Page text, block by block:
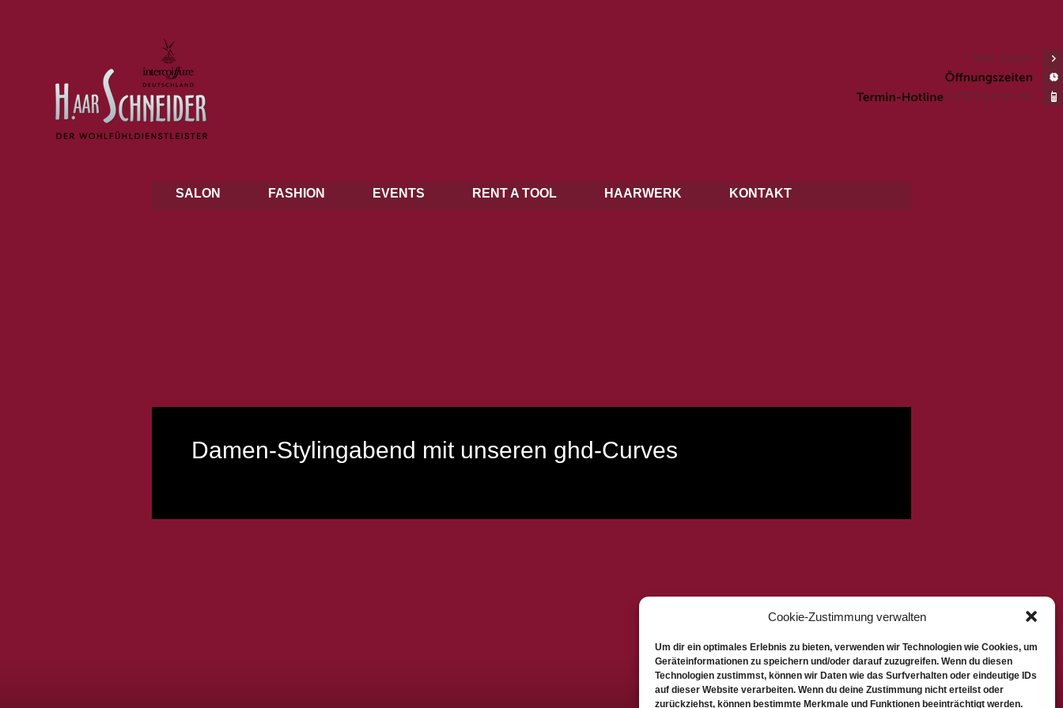
Cookie-Zustimmung verwalten
Um dir ein optimales Erlebnis zu bieten, verwenden wir Technologien wie Cookies, um
Geräteinformationen zu speichern und/oder darauf zuzugreifen. Wenn du diesen
Technologien zustimmst, können wir Daten wie das Surfverhalten oder eindeutige IDs
auf dieser Website verarbeiten. Wenn du deine Zustimmung nicht erteilst oder
zurückziehst, können bestimmte Merkmale und Funktionen beeinträchtigt werden.
SALON FASHION EVENTS RENT A TOOL HAARWERK KONTAKT
Damen-Stylingabend mit unseren ghd-Curves